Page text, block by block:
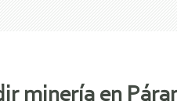
minería en